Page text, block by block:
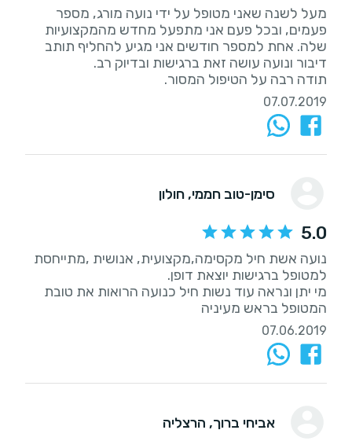
מעל לשנה שאני מטופל על ידי נועה מורג, מספר
פעמים, ובכל פעם אני מתפעל מחדש מהמקצועיות
שלה. אחת למספר חודשים אני מגיע להחליף תותב
תודה רבה על הטיפול המסור.
07.07.2019
סימן-טוב חממי, חולון
5.0
נועה אשת חיל מקסימה,מקצועית, אנושית ,מתייחסת
מי יתן ונראה עוד נשות חיל כנועה הרואות את טובת
המטופל בראש מעיניה
07.06.2019
אביחי ברוך, הרצליה